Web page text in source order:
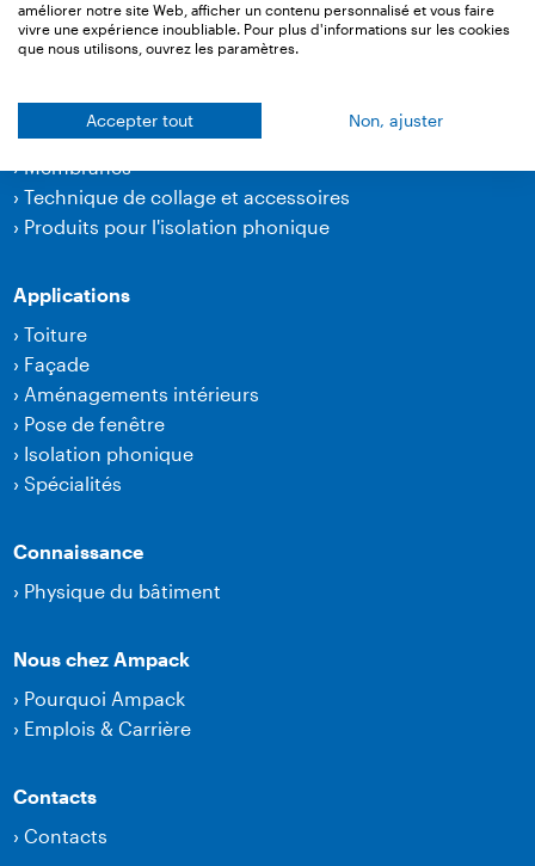
Retour à l‘aperçu
Produits
›Membranes
›Technique de collage et accessoires
› Produits pour l'isolation phonique
Applications
›Toiture
› Façade
› Aménagements intérieurs
› Pose de fenêtre
› Isolation phonique
›Spécialités
Connaissance
› Physique du bâtiment
Nous chez Ampack
› Pourquoi Ampack
› Emplois & Carrière
Contacts
›Contacts
améliorer notre site Web, afficher un contenu personnalisé et vous faire
vivre une expérience inoubliable. Pour plus d'informations sur les cookies
que nous utilisons, ouvrez les paramètres.
Accepter tout Non, ajuster